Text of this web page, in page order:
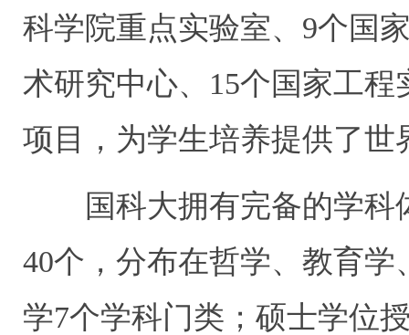
科学院重点实验室、 9个国
术研究中心、 15个国家工程
项目，为学生培养提供了
国科大拥有完备的学科
40个，分布在哲学、教育
学7个学科门类；硕士学位